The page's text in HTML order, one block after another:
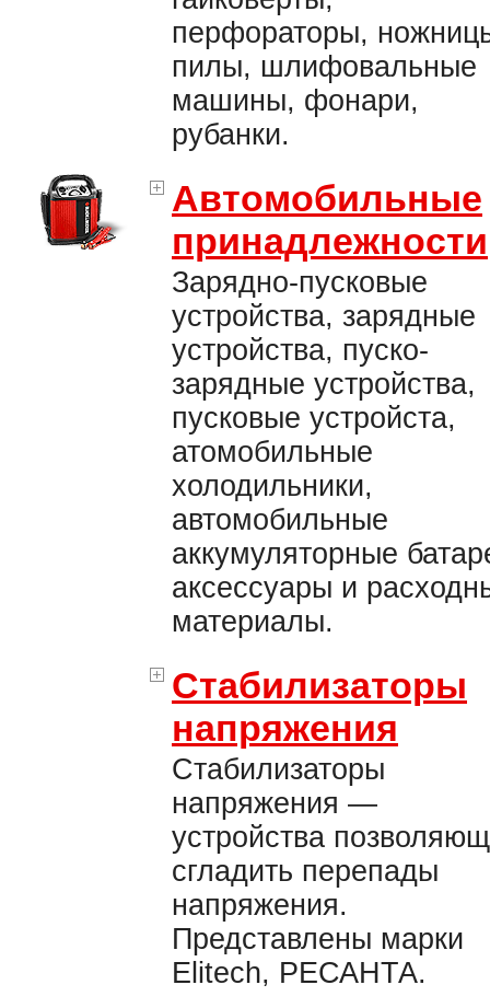
перфораторы,
пилы, шлифовальные
машины, фонари,
рубанки.
Автомобильные
принадлежности
Зарядно-пусковые
устройства, зарядные
устройства, пуско-
зарядные устройства,
пусковые устройста,
атомобильные
холодильники,
автомобильные
аккумуляторные
аксессуары и
материалы.
Стабилизаторы
напряжения
Стабилизаторы
напряжения —
устройства
сгладить перепады
напряжения.
Представлены марки
Elitech, РЕСАНТА.